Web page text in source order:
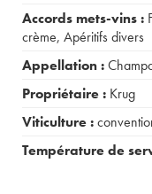
Accords mets-vins :
crème, Apéritifs divers
Appellation :
Propriétaire : Krug
Viticulture :
Température de